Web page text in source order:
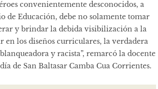
convenientemente desconocidos, a
de Educación, debe no solamente tomar
y brindar la debida visibilización a la
en los diseños curriculares, la verdadera
y racista”, remarcó la docente
de San Baltasar Camba Cua Corrientes.